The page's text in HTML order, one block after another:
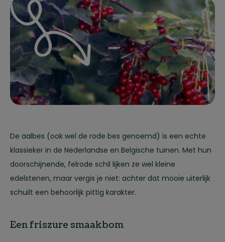
De aalbes (ook wel de rode bes genoemd) is een echte
klassieker in de Nederlandse en Belgische tuinen. Met hun
doorschijnende, felrode schil lijken ze wel kleine
edelstenen, maar vergis je niet: achter dat mooie uiterlijk
schuilt een behoorlijk pittig karakter.
Een friszure smaakbom